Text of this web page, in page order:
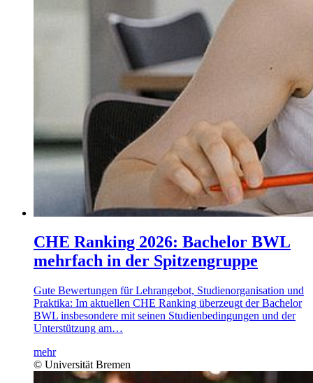
CHE Ranking 2026: Bachelor BWL
mehrfach in der Spitzengruppe
Gute Bewertungen für Lehrangebot, Studienorganisation und
Praktika: Im aktuellen CHE Ranking überzeugt der Bachelor
BWL insbesondere mit seinen Studienbedingungen und der
Unterstützung am…
mehr
© Universität Bremen